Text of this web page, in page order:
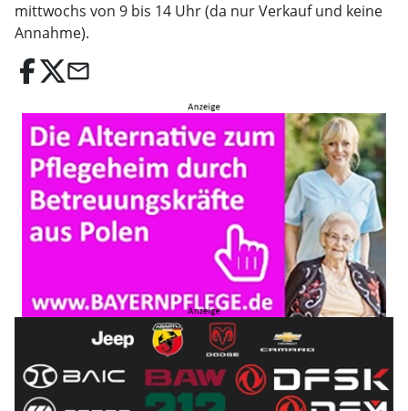
mittwochs von 9 bis 14 Uhr (da nur Verkauf und keine
Annahme).
email